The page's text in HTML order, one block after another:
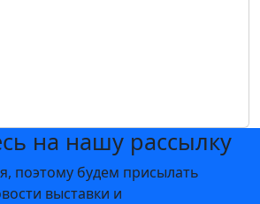
на нашу рассылку
поэтому будем присылать
выставки и